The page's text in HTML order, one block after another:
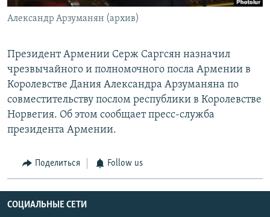
Александр Арзуманян (архив)
Президент Армении Серж Саргсян назначил
чрезвычайного и полномочного посла Армении в
Королевстве Дания Александра Арзуманяна по
совместительству послом республики в Королевстве
Норвегия. Об этом сообщает пресс-служба
президента Армении.
Поделиться Follow us
СОЦИАЛЬНЫЕ СЕТИ